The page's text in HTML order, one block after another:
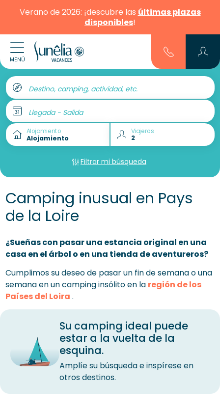
Verano de 2026: ¡descubre las últimas plazas
disponibles!
MENÚ
Destino, camping, actividad, etc.
Llegada - Salida
Alojamiento Viajeros
Filtrar mi búsqueda
Camping inusual en Pays
de la Loire
¿Sueñas con pasar una estancia original en una
casa en el árbol o en una tienda de aventureros?
Cumplimos su deseo de pasar un fin de semana o una
semana en un camping insólito en la región de los
Países del Loira .
Su camping ideal puede
estar a la vuelta de la
esquina.
Amplíe su búsqueda e inspírese en
otros destinos.